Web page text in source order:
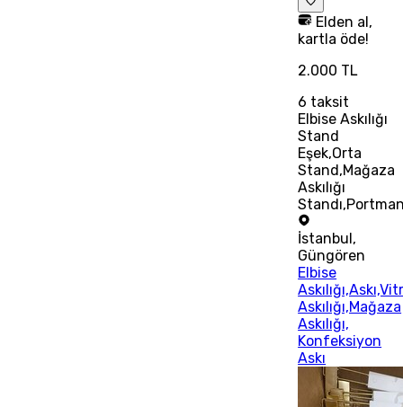
Elden al,
kartla öde!
2.000 TL
6 taksit
Elbise Askılığı
Stand
Eşek,Orta
Stand,Mağaza
Askılığı
İstanbul,
Güngören
Elbise
Askılığı,Mağaza
Askılığı,
Konfeksiyon
Askı